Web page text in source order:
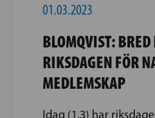
01.03.2023
BLOMQVIST:
RIKSDAGEN FÖR
MEDLEMSKAP
Idag (1.3) har